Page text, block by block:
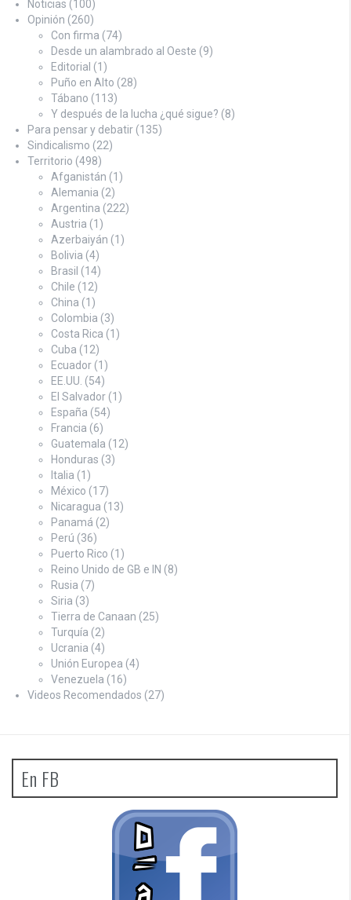
Noticias (100)
Opinión (260)
Con firma (74)
Desde un alambrado al Oeste (9)
Editorial (1)
Puño en Alto (28)
Tábano (113)
Y después de la lucha ¿qué sigue? (8)
Para pensar y debatir (135)
Sindicalismo (22)
Territorio (498)
Afganistán (1)
Alemania (2)
Argentina (222)
Austria (1)
Azerbaiyán (1)
Bolivia (4)
Brasil (14)
Chile (12)
China (1)
Colombia (3)
Costa Rica (1)
Cuba (12)
Ecuador (1)
EE.UU. (54)
El Salvador (1)
España (54)
Francia (6)
Guatemala (12)
Honduras (3)
Italia (1)
México (17)
Nicaragua (13)
Panamá (2)
Perú (36)
Puerto Rico (1)
Reino Unido de GB e IN (8)
Rusia (7)
Siria (3)
Tierra de Canaan (25)
Turquía (2)
Ucrania (4)
Unión Europea (4)
Venezuela (16)
Videos Recomendados (27)
En FB